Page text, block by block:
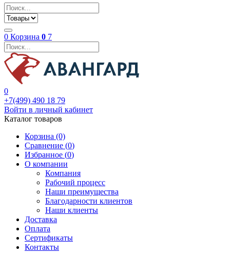
0 Корзина 0 7
0
+7(499) 490 18 79
Войти в личный кабинет
Каталог товаров
Корзина (0)
Сравнение (0)
Избранное (0)
О компании
Компания
Рабочий процесс
Наши преимущества
Благодарности клиентов
Наши клиенты
Доставка
Оплата
Сертификаты
Контакты